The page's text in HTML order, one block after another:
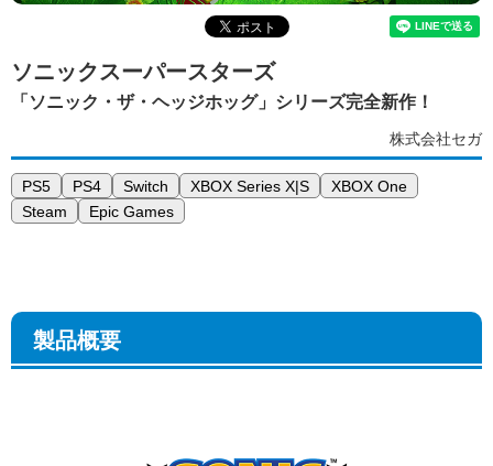
物販
ソニックスーパースターズ
「ソニック・ザ・ヘッジホッグ」シリーズ完全新作！
株式会社セガ
PS5 PS4 Switch XBOX Series X|S
XBOX One
Steam
Epic Games
製品概要